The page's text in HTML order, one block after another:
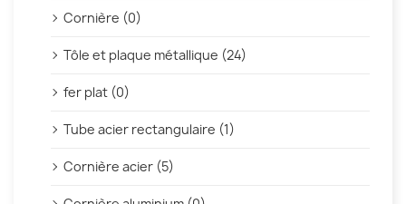
Cornière (0)
Tôle et plaque métallique (24)
fer plat (0)
Tube acier rectangulaire (1)
Cornière acier (5)